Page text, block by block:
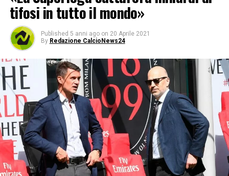
tifosi in tutto il mondo»
Published 5 anni ago on 20 Aprile 2021
By Redazione CalcioNews24